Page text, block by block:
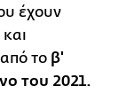
έχουν
το β'
του 2021.